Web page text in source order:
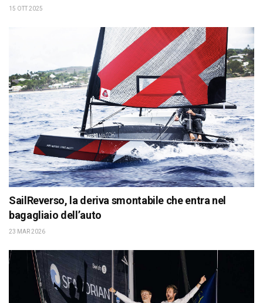
15 OTT 2025
SailReverso, la deriva smontabile che entra nel
bagagliaio dell’auto
23 MAR 2026